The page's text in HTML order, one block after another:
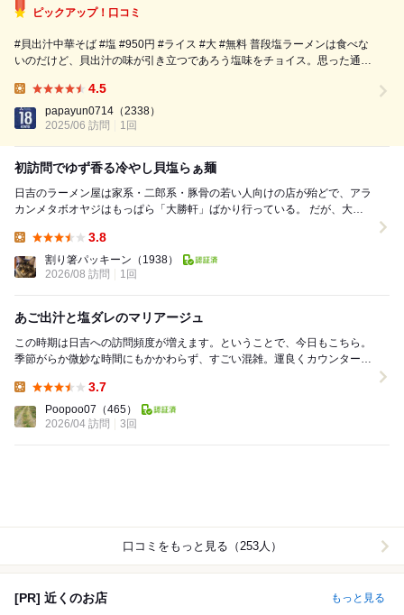
ピックアップ！口コミ
#貝出汁中華そば #塩 #950円 #ライス #大 #無料 普段塩ラーメンは食べな
いのだけど、貝出汁の味が引き立つであろう塩味をチョイス。思った通り
ういうのもいい。レンゲに乗せたライスをスープに浸して食べても美味し
い。最後は残った...
4.5
papayun0714 （2338）
2025/06 訪問
1回
初訪問でゆず香る冷やし貝塩らぁ麺
日吉のラーメン屋は家系・二郎系・豚骨の若い人向けの店が殆どで、アラ
カンメタボオヤジはもっぱら「大勝軒」ばかり行っている。 だが、大勝
3.8
割り箸パッキーン （1938）
2026/08 訪問
1回
あご出汁と塩ダレのマリアージュ
この時期は日吉への訪問頻度が増えます。ということで、今日もこちら。
季節がらか微妙な時間にもかかわらず、すごい混雑。運良くカウンターが
3.7
Poopoo07 （465）
2026/04 訪問
3回
口コミをもっと見る（253人）
[PR] 近くのお店 もっと見る